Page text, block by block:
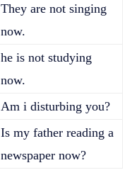
They are not singing
now.
he is not studying
now.
Am i disturbing you?
Is my father reading a
newspaper now?